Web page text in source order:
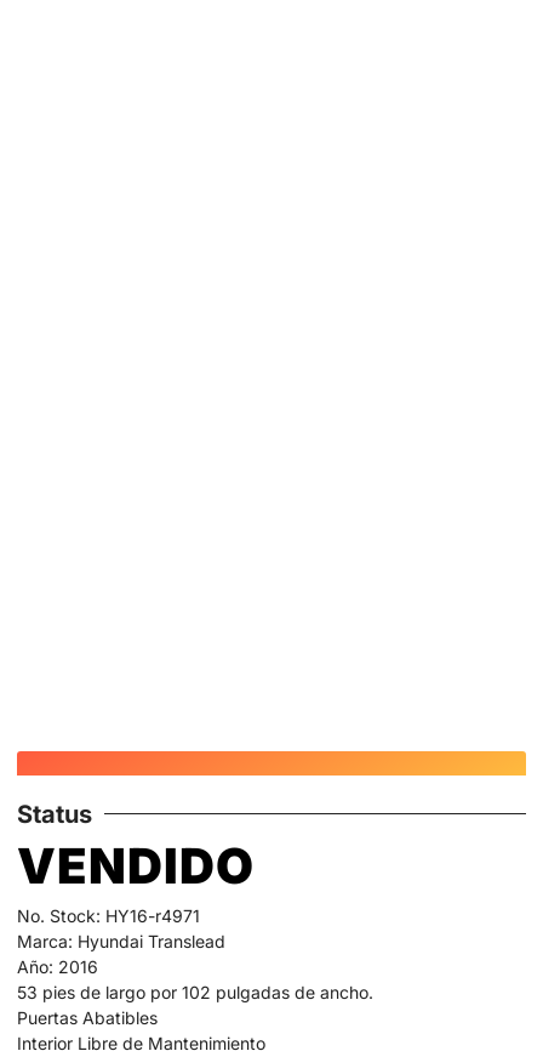
Status
VENDIDO
No. Stock: HY16-r4971
Marca: Hyundai Translead
Año: 2016
53 pies de largo por 102 pulgadas de ancho.
Puertas Abatibles
Interior Libre de Mantenimiento